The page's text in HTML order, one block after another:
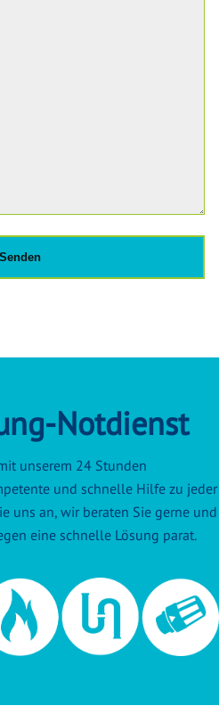
Notdienst
unserem 24 Stunden
und schnelle Hilfe zu jeder
uns an, wir beraten Sie gerne und
eine schnelle Lösung parat.